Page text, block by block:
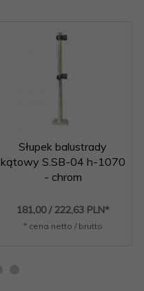
Słupek balustrady
kątowy S.SB-04 h-1070
- chrom
181,00 / 222,63 PLN*
* cena netto / brutto